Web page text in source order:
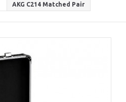
AKG C214 Matched Pair